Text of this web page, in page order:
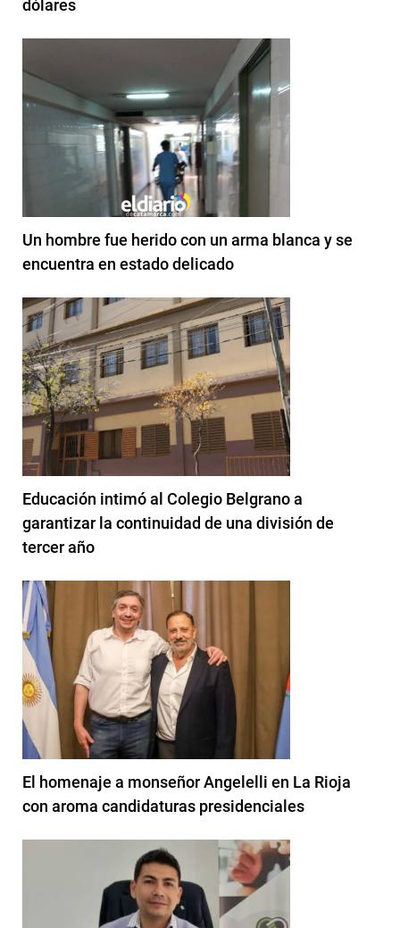
dólares
Un hombre fue herido con un arma blanca y se
encuentra en estado delicado
Educación intimó al Colegio Belgrano a
garantizar la continuidad de una división de
tercer año
El homenaje a monseñor Angelelli en La Rioja
con aroma candidaturas presidenciales